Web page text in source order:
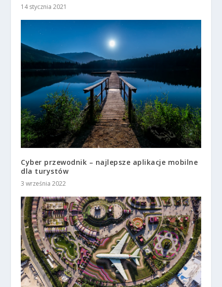
14 stycznia 2021
Cyber przewodnik – najlepsze aplikacje mobilne
dla turystów
3 września 2022